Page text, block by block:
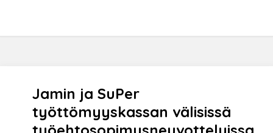
Jamin ja SuPer
työttömyyskassan välisissä